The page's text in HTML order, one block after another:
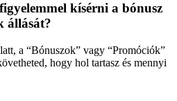
kísérni a bónusz
állását?
a “Bónuszok” vagy “Promóciók”
hogy hol tartasz és mennyi